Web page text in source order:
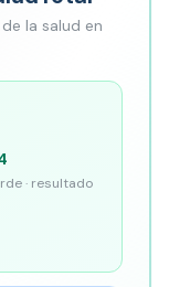
la salud en
· resultado